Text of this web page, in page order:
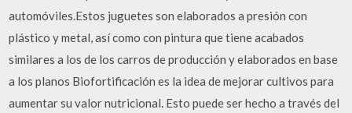
automóviles.Estos juguetes son elaborados a presión con
plástico y metal, así como con pintura que tiene acabados
similares a los de los carros de producción y elaborados en base
a los planos Biofortificación es la idea de mejorar cultivos para
aumentar su valor nutricional. Esto puede ser hecho a través del